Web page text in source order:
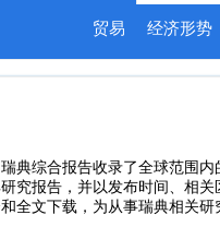
贸易 经济形势
瑞典综合报告收录了全球范围
究报告，并以发布时间、相
全文下载，为从事瑞典相关研